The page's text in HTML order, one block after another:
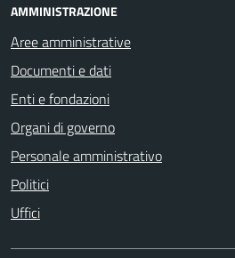
AMMINISTRAZIONE
Aree amministrative
Documenti e dati
Enti e fondazioni
Organi di governo
Personale amministrativo
Politici
Uffici